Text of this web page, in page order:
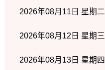
2026年08月11日 星期二
2026年08月12日 星期三
2026年08月13日 星期四